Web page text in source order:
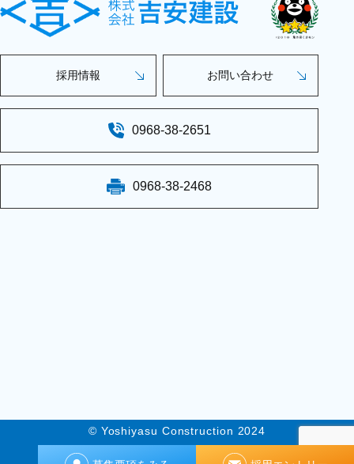
採用情報 お問い合わせ
0968-38-2651
0968-38-2468
© Yoshiyasu Construction 2024